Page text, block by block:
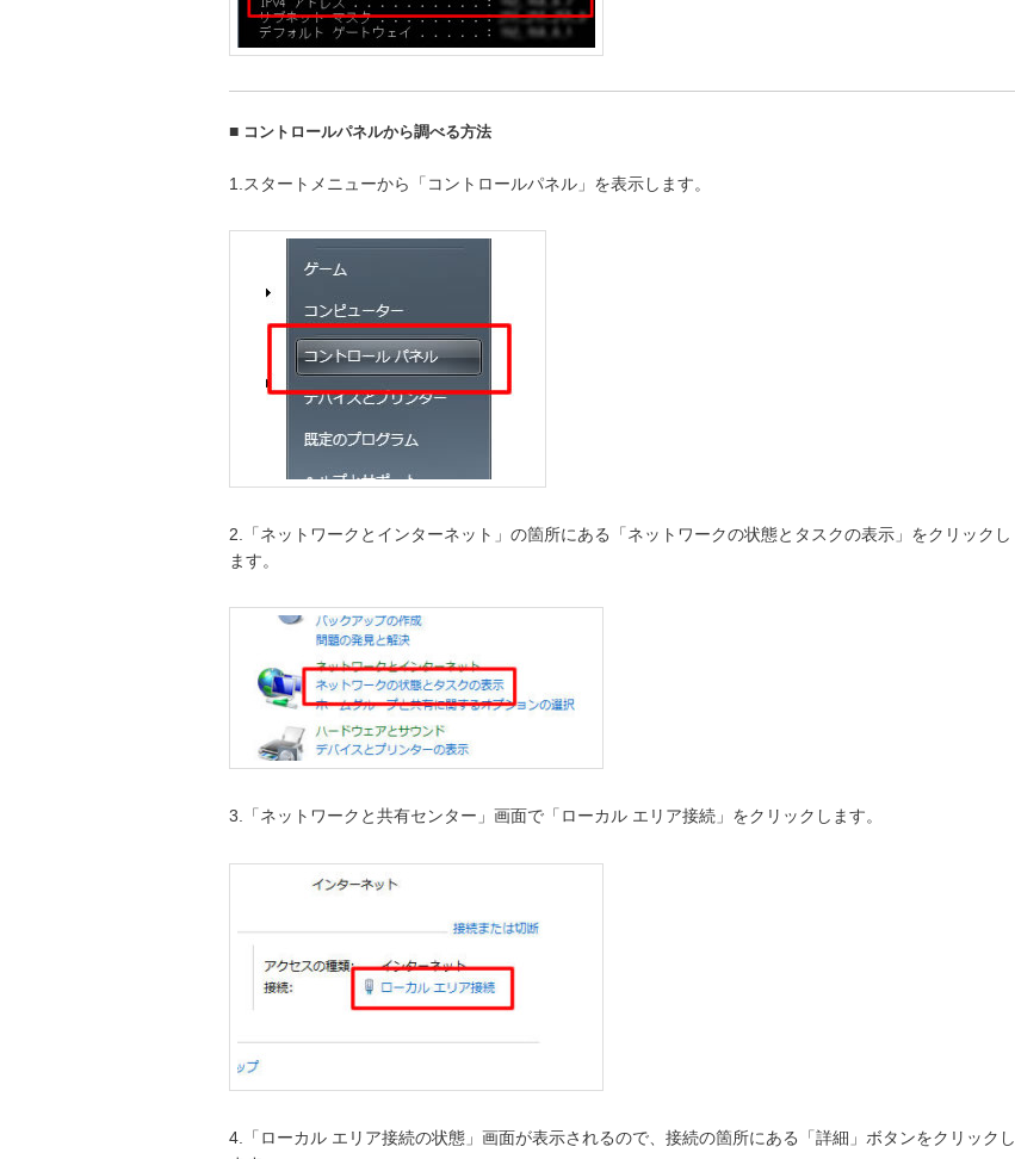
■ コントロールパネルから調べる方法
1.スタートメニューから「コントロールパネル」を表示します。
2.「ネットワークとインターネット」の箇所にある「ネットワークの状態とタスクの表示」をクリックし
ます。
3.「ネットワークと共有センター」画面で「ローカル エリア接続」をクリックします。
4.「ローカル エリア接続の状態」画面が表示されるので、接続の箇所にある「詳細」ボタンをクリックし